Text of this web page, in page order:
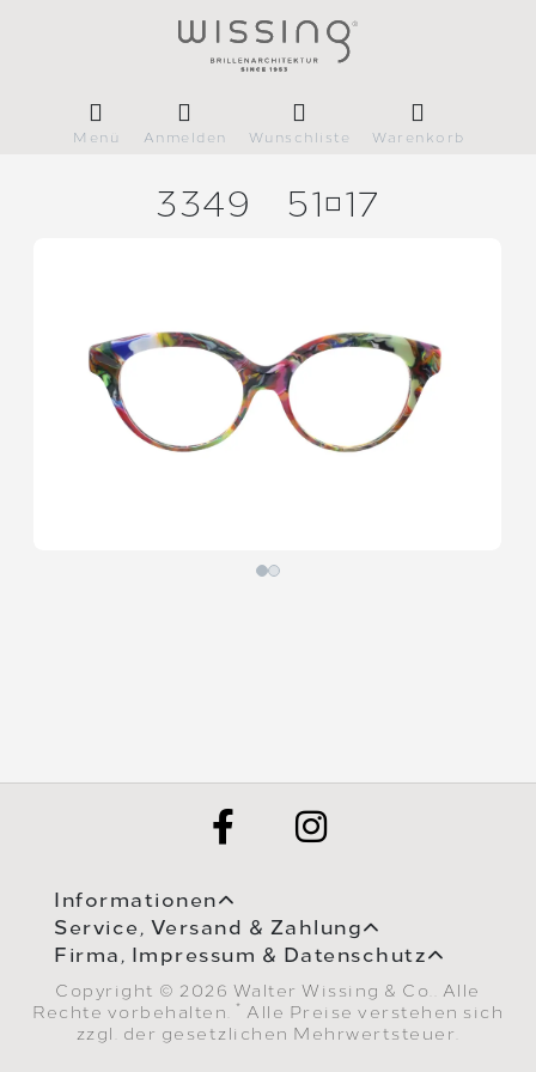
Menü Anmelden Wunschliste Warenkorb
3349 5117
Informationen
Service, Versand & Zahlung
Firma, Impressum & Datenschutz
Copyright © 2026 Walter Wissing & Co.. Alle
Rechte vorbehalten.
* Alle Preise verstehen sich
zzgl. der gesetzlichen Mehrwertsteuer.